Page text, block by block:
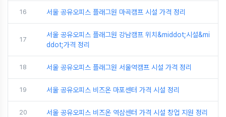
16 서울 공유오피스 플래그원 마곡캠프 시설 가격 정리
17
서울 공유오피스 플래그원 강남캠프 위치&middot;시설&mi
ddot;가격 정리
18 서울 공유오피스 플래그원 서울역캠프 시설 가격 정리
19 서울 공유오피스 비즈온 마포센터 가격 시설 정리
20 서울 공유오피스 비즈온 역삼센터 가격 시설 창업 지원 정리